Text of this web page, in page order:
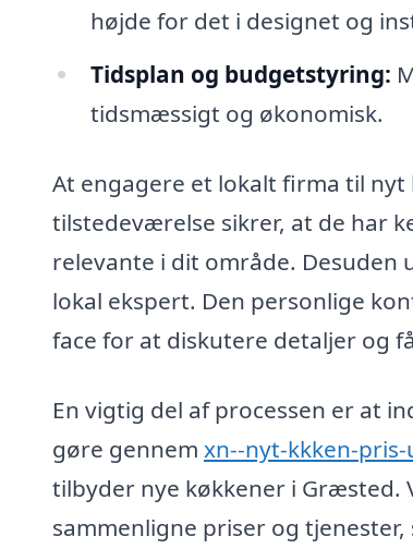
højde for det i designet og
Tidsplan og budgetstyring:
tidsmæssigt og økonomisk.
At engagere et lokalt firma til
tilstedeværelse sikrer, at de har
relevante i dit område.
lokal ekspert. Den personlige
face for at diskutere detaljer og
En vigtig del af processen er at
gøre gennem xn--nyt-kkken-
tilbyder nye køkkener i Græsted.
sammenligne priser og